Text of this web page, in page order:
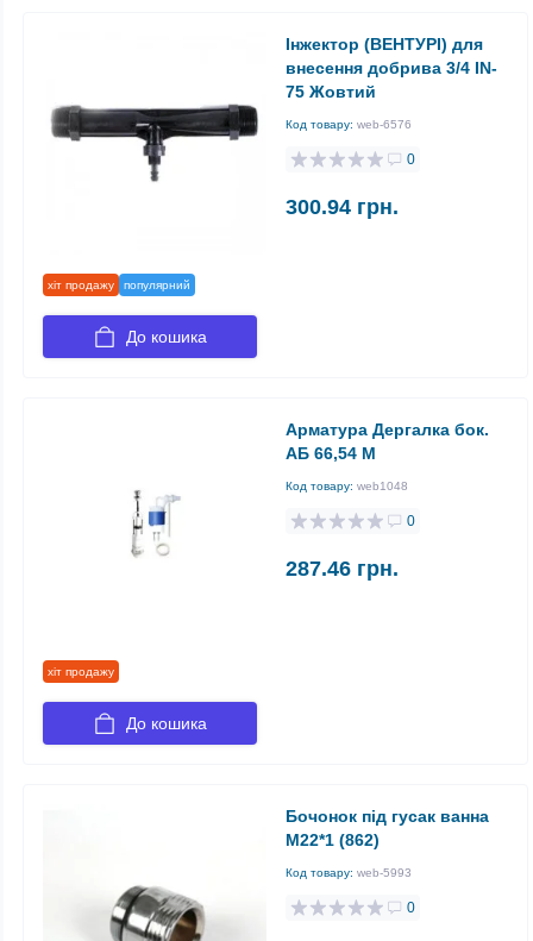
хіт продажу популярний
Інжектор (ВЕНТУРІ) для
внесення добрива 3/4 IN-
75 Жовтий
Код товару: web-6576
0
300.94 грн.
До кошика
хіт продажу
Арматура Дергалка бок.
АБ 66,54 М
Код товару: web1048
0
287.46 грн.
До кошика
Бочонок під гусак ванна
M22*1 (862)
Код товару: web-5993
0